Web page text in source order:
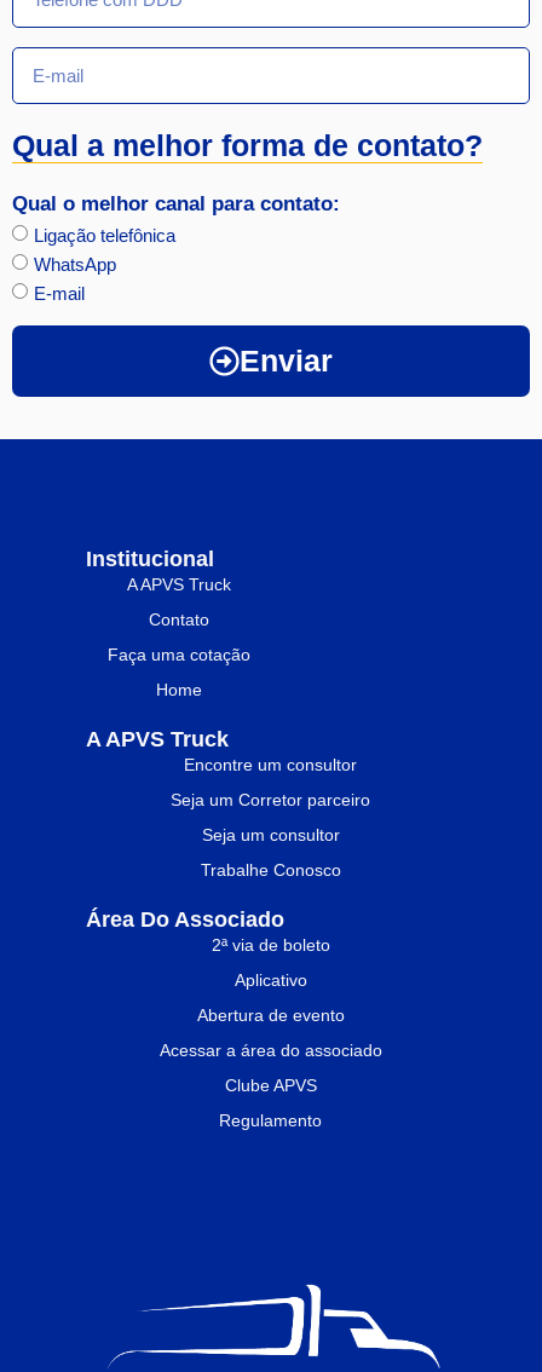
Qual a melhor forma de contato?
Qual o melhor canal para contato:
Ligação telefônica
WhatsApp
E-mail
Enviar
Institucional
A APVS Truck
Contato
Faça uma cotação
Home
A APVS Truck
Encontre um consultor
Seja um Corretor parceiro
Seja um consultor
Trabalhe Conosco
Área Do Associado
2ª via de boleto
Aplicativo
Abertura de evento
Acessar a área do associado
Clube APVS
Regulamento